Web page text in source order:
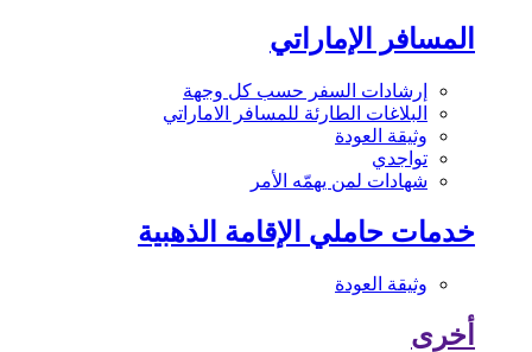
المسافر الإماراتي
إرشادات السفر حسب كل وجهة
البلاغات الطارئة للمسافر الاماراتي
وثيقة العودة
تواجدي
شهادات لمن يهمّه الأمر
خدمات حاملي الإقامة الذهبية
وثيقة العودة
أخرى